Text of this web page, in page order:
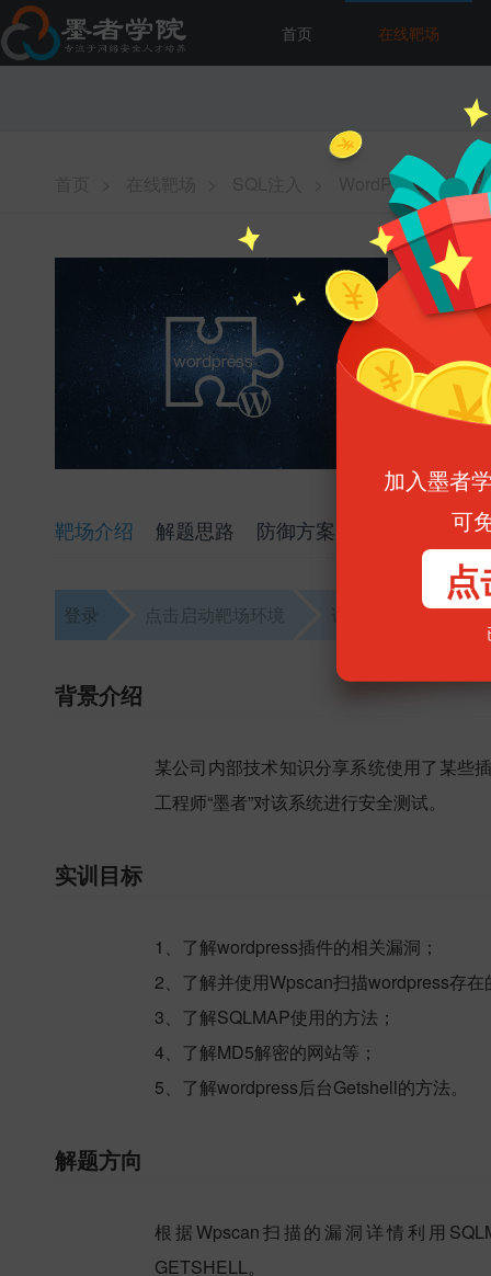
首页 在线靶场
WordPress插件漏
难易程度 :
消耗墨币 :
靶场介绍 解题思路 防御方案
登录 点击启动靶场环境 解题
背景介绍
某公司内部技术知识分享系统使用了某些
工程师“墨者”对该系统进行安全测试。
实训目标
1、了解wordpress插件的相关漏洞；
2、了解并使用Wpscan扫描wordpress存在
3、了解SQLMAP使用的方法；
4、了解MD5解密的网站等；
5、了解wordpress后台Getshell的方法。
解题方向
根据Wpscan扫描的漏洞详情利用
GETSHELL。
加入墨者
可